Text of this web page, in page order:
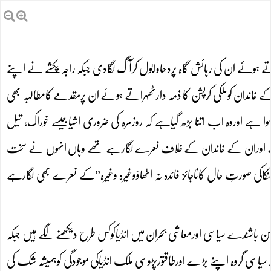
ہوئے ان کی رہائش گاہ پردھاوابول کرآگ لگادی جبکہ راجہ پکشے نے اپنے
کوملکی کرپشن کا ذمہ دارٹھہراتے ہوئے ان پرمقدمے کامطالبہ بھی
اوروہ اب اتنا بڑھ گیاہے کہ روزمرہ کی ضروری اشیاجیسے خوراک، تیل
اوران کے خاندان کے خلاف نعرے لگارہے تھے وہاں انہوں نے سخت
صورتِ حال کاناجائز فائدہ نہ اٹھاؤوغیرہ وغیرہ”کے نعرے بھی لگارہے
سیاسی اورمعاشی بحران میں انڈیاکوکس طرح دیکھنے لگے ہیں جبکہ
گروہ اپنے بڑے اورطاقتورپڑوسی ملک انڈیاکی موجودگی کوہمیشہ شک کی